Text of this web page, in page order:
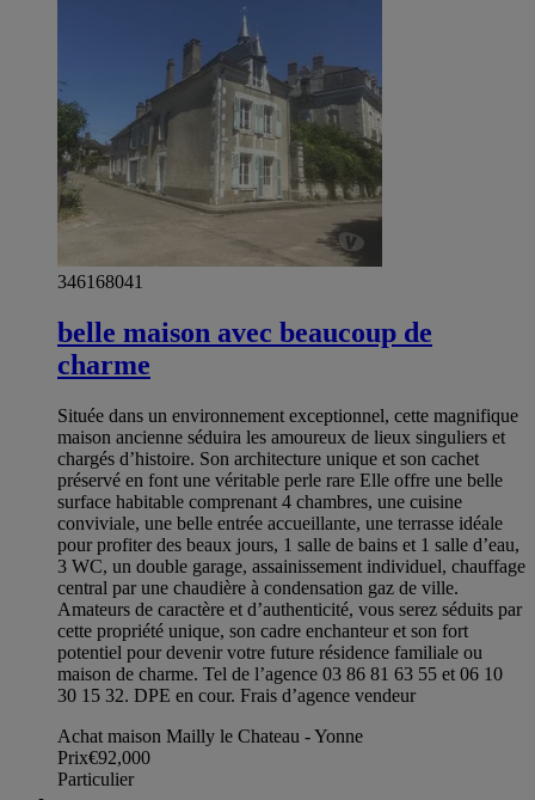
346168041
belle maison avec beaucoup de
charme
Située dans un environnement exceptionnel, cette magnifique
maison ancienne séduira les amoureux de lieux singuliers et
chargés d’histoire. Son architecture unique et son cachet
préservé en font une véritable perle rare Elle offre une belle
surface habitable comprenant 4 chambres, une cuisine
conviviale, une belle entrée accueillante, une terrasse idéale
pour profiter des beaux jours, 1 salle de bains et 1 salle d’eau,
3 WC, un double garage, assainissement individuel, chauffage
central par une chaudière à condensation gaz de ville.
Amateurs de caractère et d’authenticité, vous serez séduits par
cette propriété unique, son cadre enchanteur et son fort
potentiel pour devenir votre future résidence familiale ou
maison de charme. Tel de l’agence 03 86 81 63 55 et 06 10
30 15 32. DPE en cour. Frais d’agence vendeur
Achat maison Mailly le Chateau - Yonne
Prix€92,000
Particulier